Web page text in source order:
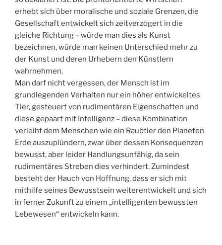
erhebt sich über moralische und soziale Grenzen, die
Gesellschaft entwickelt sich zeitverzögert in die
gleiche Richtung – würde man dies als Kunst
bezeichnen, würde man keinen Unterschied mehr zu
der Kunst und deren Urhebern den Künstlern
wahrnehmen.
Man darf nicht vergessen, der Mensch ist im
grundlegenden Verhalten nur ein höher entwickeltes
Tier, gesteuert von rudimentären Eigenschaften und
diese gepaart mit Intelligenz – diese Kombination
verleiht dem Menschen wie ein Raubtier den Planeten
Erde auszuplündern, zwar über dessen Konsequenzen
bewusst, aber leider Handlungsunfähig, da sein
rudimentäres Streben dies verhindert. Zumindest
besteht der Hauch von Hoffnung, dass er sich mit
mithilfe seines Bewusstsein weiterentwickelt und sich
in ferner Zukunft zu einem „intelligenten bewussten
Lebewesen“ entwickeln kann.